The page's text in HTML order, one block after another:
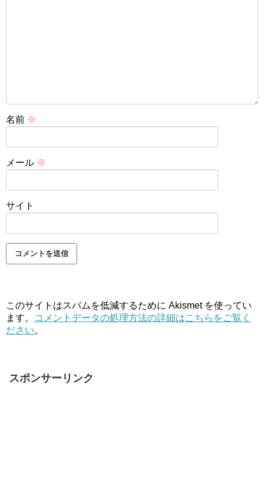
名前 ※
メール ※
サイト
このサイトはスパムを低減するために Akismet を使ってい
ます。
コメントデータの処理方法の詳細はこちらをご覧く
ださい。
スポンサーリンク